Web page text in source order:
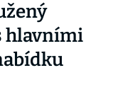
hlavními